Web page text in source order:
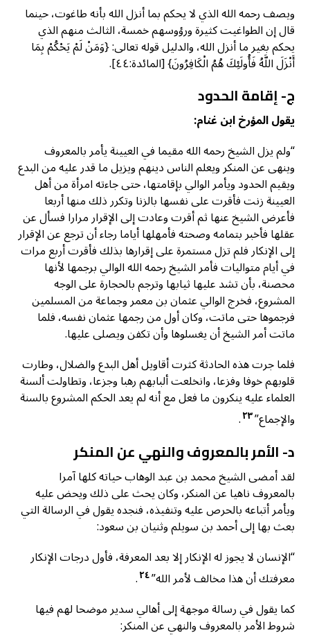
ويصف رحمه الله الذي لا يحكم بما أنزل الله بأنه طاغوت، حينما
قال إن الطواغيت كثيرة ورؤوسهم خمسة، الثالث منهم الذي
يحكم بغير ما أنزل الله، والدليل قوله تعالى: {وَمَنْ لَمْ يَحْكُمْ بِمَا
أَنْزَلَ اللَّهُ فَأُولَئِكَ هُمُ الْكَافِرُونَ} [المائدة:٤٤].
ج- إقامة الحدود
يقول المؤرخ ابن غنام:
“ولم يزل الشيخ رحمه الله مقيما في العيينة يأمر بالمعروف
وينهى عن المنكر ويعلم الناس دينهم ويزيل ما قدر عليه من البدع
ويقيم الحدود ويأمر الوالي بإقامتها، حتى جاءته امرأة من أهل
العيينة زنت فأقرت على نفسها بالزنا وتكرر ذلك منها أربعا
فأعرض الشيخ عنها ثم أقرت وعادت إلى الإقرار مرارا فسأل عن
عقلها فأخبر بتمامه وصحته فأمهلها أياما رجاء أن ترجع عن الإقرار
إلى الإنكار فلم تزل مستمرة على إقرارها بذلك فأقرت أربع مرات
في أيام متواليات فأمر الشيخ رحمه الله الوالي برجمها لأنها
محصنة، بأن تشد عليها ثيابها وترجم بالحجارة على الوجه
المشروع، فخرج الوالي عثمان بن معمر وجماعة من المسلمين
فرجموها حتى ماتت، وكان أول من رجمها عثمان نفسه، فلما
ماتت أمر الشيخ أن يغسلوها وأن تكفن ويصلى عليها.
فلما جرت هذه الحادثة كثرت أقاويل أهل البدع والضلال، وطارت
قلوبهم خوفا وفزعا، وانخلعت ألبابهم رهبا وجزعا، وتطاولت ألسنة
العلماء عليه ينكرون ما فعل مع أنه لم يعد الحكم المشروع بالسنة
والإجماع”٢٣.
د- الأمر بالمعروف والنهي عن المنكر
لقد أمضى الشيخ محمد بن عبد الوهاب حياته كلها آمرا
بالمعروف ناهيا عن المنكر، وكان يحث على ذلك ويحض عليه
ويأمر أتباعه بالحرص عليه وتنفيذه، فنجده يقول في الرسالة التي
بعث بها إلى أحمد بن سويلم وثنيان بن سعود:
“الإنسان لا يجوز له الإنكار إلا بعد المعرفة، فأول درجات الإنكار
معرفتك أن هذا مخالف لأمر الله”٢٤.
كما يقول في رسالة موجهة إلى أهالي سدير موضحا لهم فيها
شروط الأمر بالمعروف والنهي عن المنكر: